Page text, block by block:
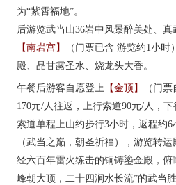
为“紫霄福地”。
后游览武当山36岩中风景醉美处、
【南岩宫】
（门票已含 游览约1小
殿、品甘露圣水、烧龙头大香。
午餐后游客自愿登上 【金顶】
（门
170元/人往返，上行索道90元/人，
索道单程上山约步行3小时，返程约
（武当之巅，朝圣祈福），游览转
经六百年雷火练击的铜铸鎏金殿，
峰朝大顶，二十四涧水长流”的武当